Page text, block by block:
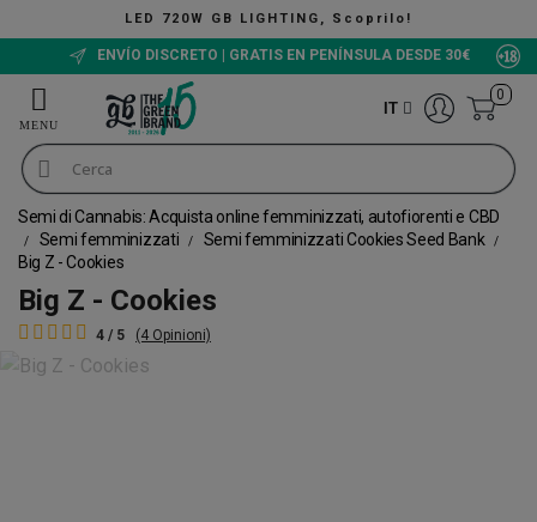
GB LIGHTING, Scoprilo!
ENVÍO DISCRETO | GRATIS EN PENÍNSULA DESDE 30€
IT
0
Semi di Cannabis: Acquista online femminizzati, autofiorenti e CBD
Semi femminizzati
Semi femminizzati Cookies Seed Bank
Big Z - Cookies
Big Z - Cookies
4 / 5 (4 Opinioni)